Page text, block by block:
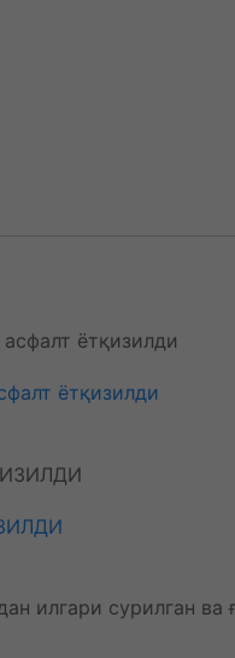
ётқизилди